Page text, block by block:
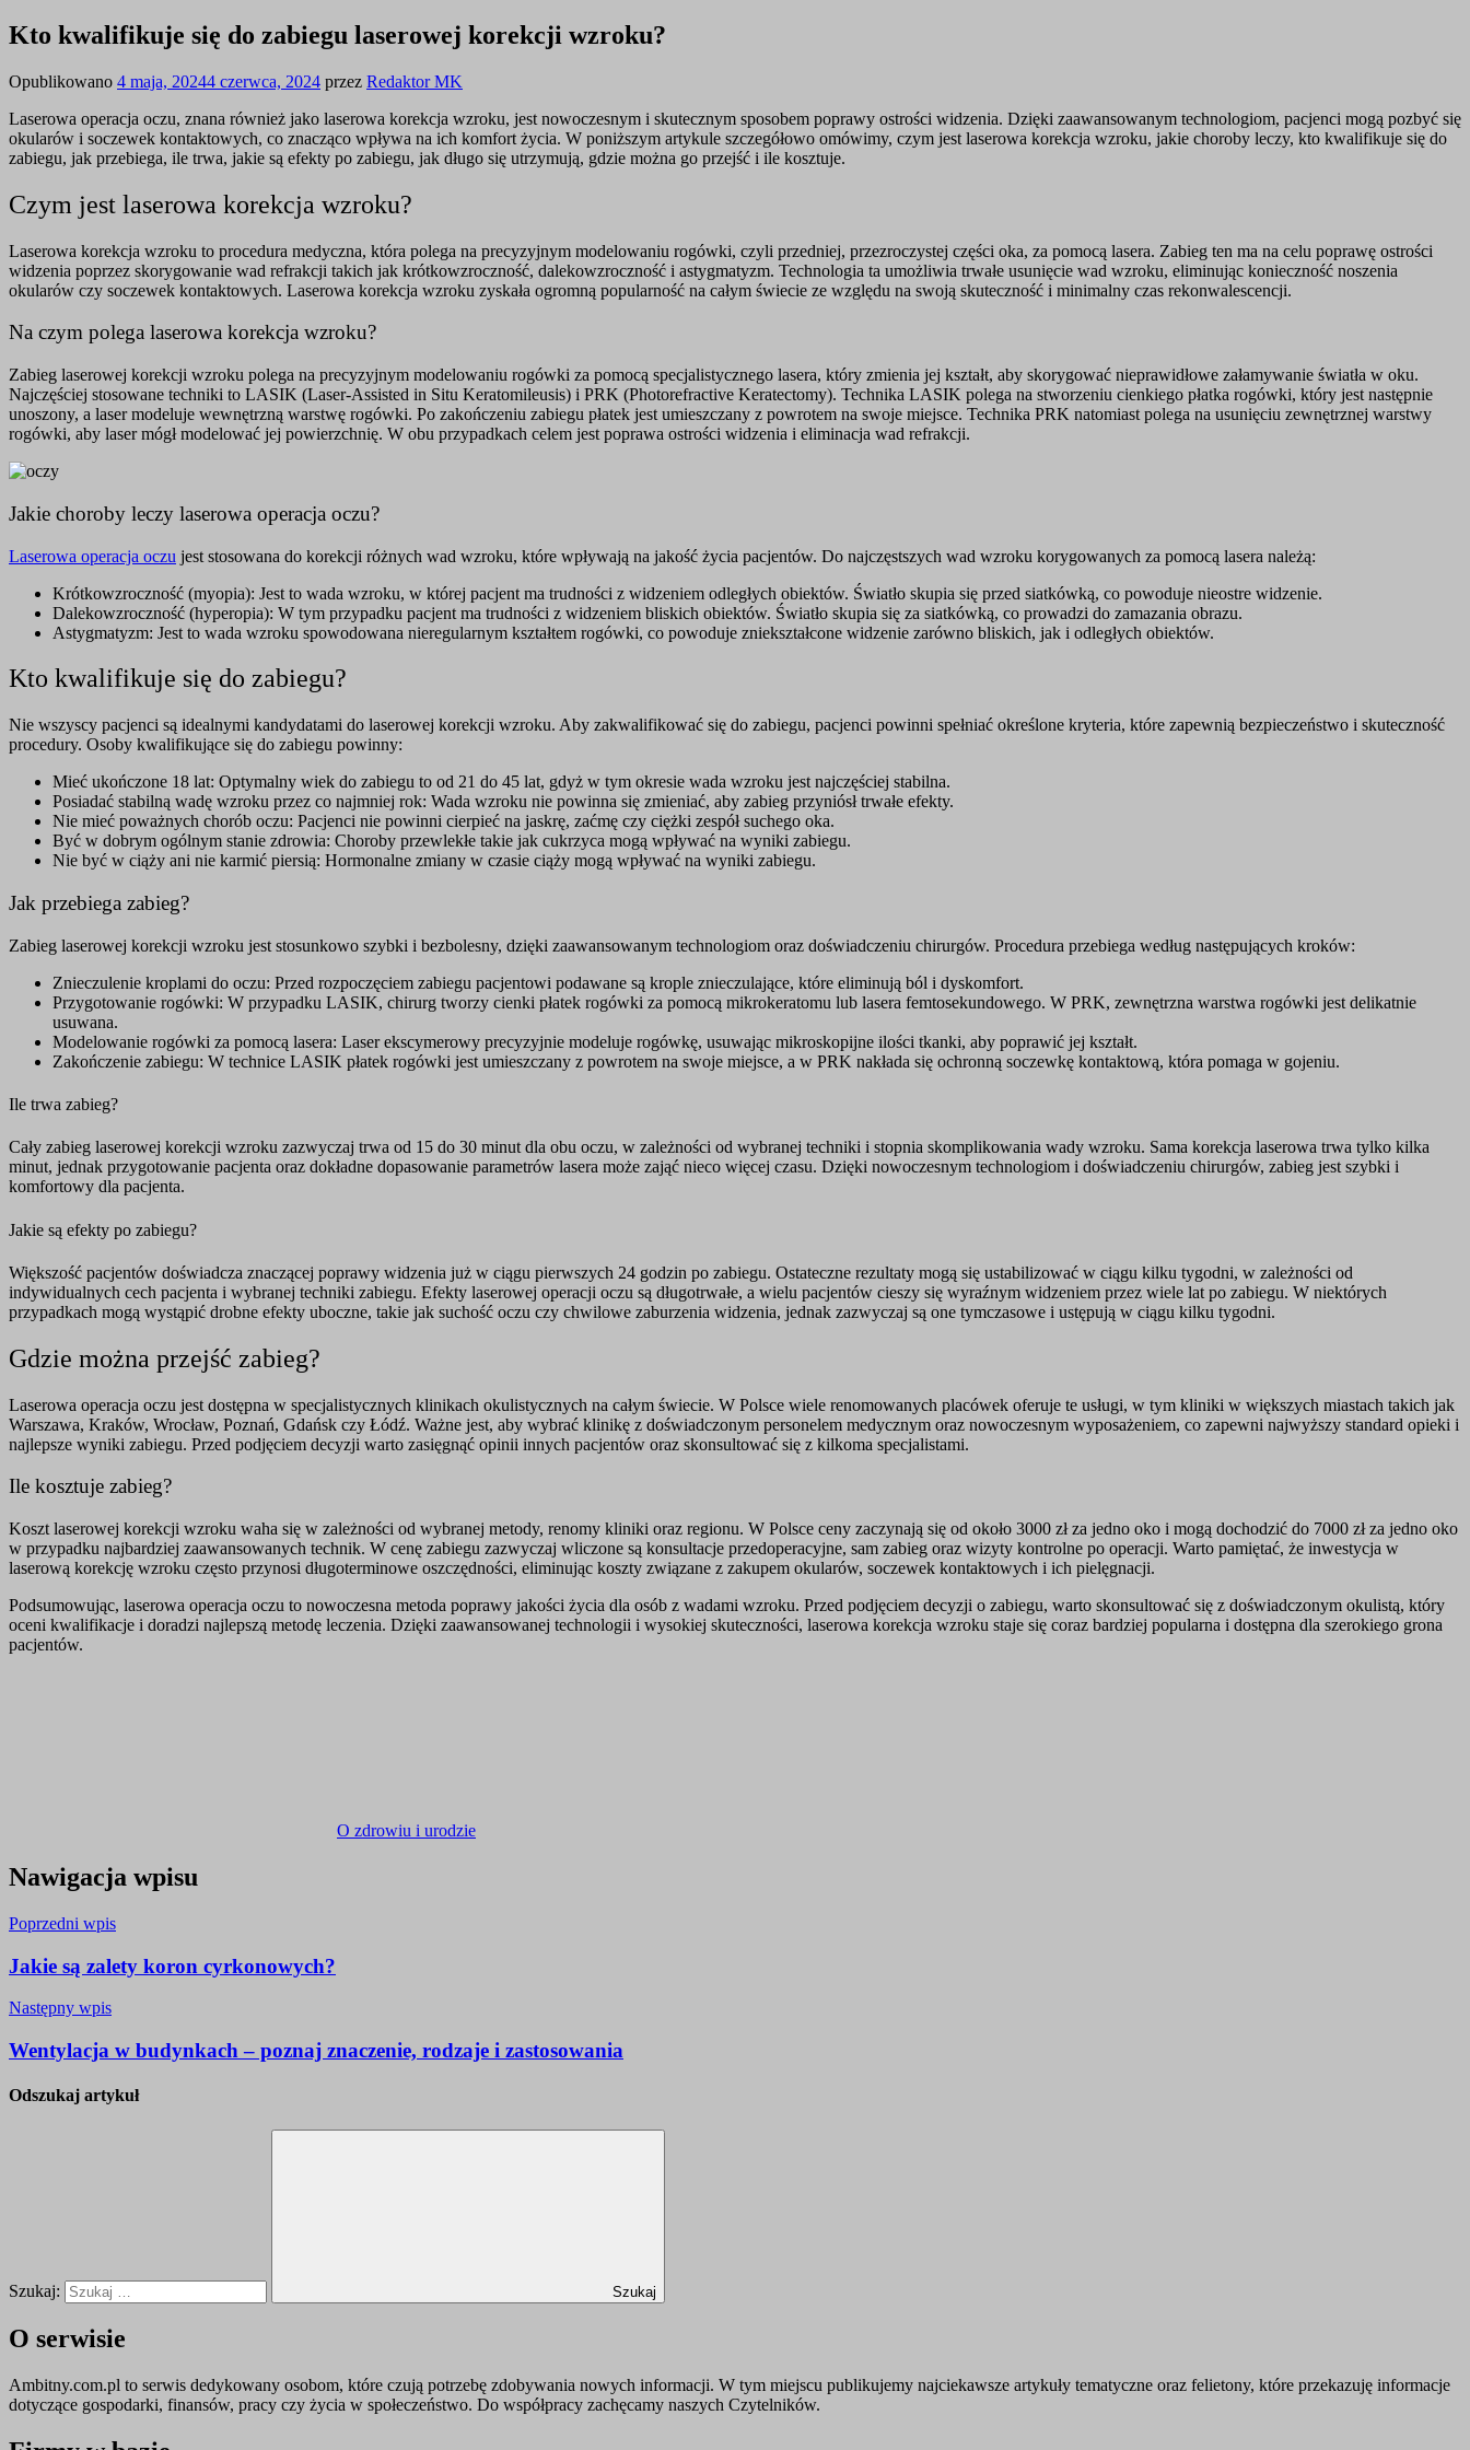
Kto kwalifikuje się do zabiegu laserowej korekcji wzroku?
Opublikowano 4 maja, 20244 czerwca, 2024 przez Redaktor MK
Laserowa operacja oczu, znana również jako laserowa korekcja wzroku, jest nowoczesnym i skutecznym sposobem poprawy ostrości widzenia. Dzięki zaawansowanym technologiom, pacjenci mogą pozbyć się
okularów i soczewek kontaktowych, co znacząco wpływa na ich komfort życia. W poniższym artykule szczegółowo omówimy, czym jest laserowa korekcja wzroku, jakie choroby leczy, kto kwalifikuje się do
zabiegu, jak przebiega, ile trwa, jakie są efekty po zabiegu, jak długo się utrzymują, gdzie można go przejść i ile kosztuje.
Czym jest laserowa korekcja wzroku?
Laserowa korekcja wzroku to procedura medyczna, która polega na precyzyjnym modelowaniu rogówki, czyli przedniej, przezroczystej części oka, za pomocą lasera. Zabieg ten ma na celu poprawę ostrości
widzenia poprzez skorygowanie wad refrakcji takich jak krótkowzroczność, dalekowzroczność i astygmatyzm. Technologia ta umożliwia trwałe usunięcie wad wzroku, eliminując konieczność noszenia
okularów czy soczewek kontaktowych. Laserowa korekcja wzroku zyskała ogromną popularność na całym świecie ze względu na swoją skuteczność i minimalny czas rekonwalescencji.
Na czym polega laserowa korekcja wzroku?
Zabieg laserowej korekcji wzroku polega na precyzyjnym modelowaniu rogówki za pomocą specjalistycznego lasera, który zmienia jej kształt, aby skorygować nieprawidłowe załamywanie światła w oku.
Najczęściej stosowane techniki to LASIK (Laser-Assisted in Situ Keratomileusis) i PRK (Photorefractive Keratectomy). Technika LASIK polega na stworzeniu cienkiego płatka rogówki, który jest następnie
unoszony, a laser modeluje wewnętrzną warstwę rogówki. Po zakończeniu zabiegu płatek jest umieszczany z powrotem na swoje miejsce. Technika PRK natomiast polega na usunięciu zewnętrznej warstwy
rogówki, aby laser mógł modelować jej powierzchnię. W obu przypadkach celem jest poprawa ostrości widzenia i eliminacja wad refrakcji.
Jakie choroby leczy laserowa operacja oczu?
Laserowa operacja oczu jest stosowana do korekcji różnych wad wzroku, które wpływają na jakość życia pacjentów. Do najczęstszych wad wzroku korygowanych za pomocą lasera należą:
Krótkowzroczność (myopia): Jest to wada wzroku, w której pacjent ma trudności z widzeniem odległych obiektów. Światło skupia się przed siatkówką, co powoduje nieostre widzenie.
Dalekowzroczność (hyperopia): W tym przypadku pacjent ma trudności z widzeniem bliskich obiektów. Światło skupia się za siatkówką, co prowadzi do zamazania obrazu.
Astygmatyzm: Jest to wada wzroku spowodowana nieregularnym kształtem rogówki, co powoduje zniekształcone widzenie zarówno bliskich, jak i odległych obiektów.
Kto kwalifikuje się do zabiegu?
Nie wszyscy pacjenci są idealnymi kandydatami do laserowej korekcji wzroku. Aby zakwalifikować się do zabiegu, pacjenci powinni spełniać określone kryteria, które zapewnią bezpieczeństwo i skuteczność
procedury. Osoby kwalifikujące się do zabiegu powinny:
Mieć ukończone 18 lat: Optymalny wiek do zabiegu to od 21 do 45 lat, gdyż w tym okresie wada wzroku jest najczęściej stabilna.
Posiadać stabilną wadę wzroku przez co najmniej rok: Wada wzroku nie powinna się zmieniać, aby zabieg przyniósł trwałe efekty.
Nie mieć poważnych chorób oczu: Pacjenci nie powinni cierpieć na jaskrę, zaćmę czy ciężki zespół suchego oka.
Być w dobrym ogólnym stanie zdrowia: Choroby przewlekłe takie jak cukrzyca mogą wpływać na wyniki zabiegu.
Nie być w ciąży ani nie karmić piersią: Hormonalne zmiany w czasie ciąży mogą wpływać na wyniki zabiegu.
Jak przebiega zabieg?
Zabieg laserowej korekcji wzroku jest stosunkowo szybki i bezbolesny, dzięki zaawansowanym technologiom oraz doświadczeniu chirurgów. Procedura przebiega według następujących kroków:
Znieczulenie kroplami do oczu: Przed rozpoczęciem zabiegu pacjentowi podawane są krople znieczulające, które eliminują ból i dyskomfort.
Przygotowanie rogówki: W przypadku LASIK, chirurg tworzy cienki płatek rogówki za pomocą mikrokeratomu lub lasera femtosekundowego. W PRK, zewnętrzna warstwa rogówki jest delikatnie
usuwana.
Modelowanie rogówki za pomocą lasera: Laser ekscymerowy precyzyjnie modeluje rogówkę, usuwając mikroskopijne ilości tkanki, aby poprawić jej kształt.
Zakończenie zabiegu: W technice LASIK płatek rogówki jest umieszczany z powrotem na swoje miejsce, a w PRK nakłada się ochronną soczewkę kontaktową, która pomaga w gojeniu.
Ile trwa zabieg?
Cały zabieg laserowej korekcji wzroku zazwyczaj trwa od 15 do 30 minut dla obu oczu, w zależności od wybranej techniki i stopnia skomplikowania wady wzroku. Sama korekcja laserowa trwa tylko kilka
minut, jednak przygotowanie pacjenta oraz dokładne dopasowanie parametrów lasera może zająć nieco więcej czasu. Dzięki nowoczesnym technologiom i doświadczeniu chirurgów, zabieg jest szybki i
komfortowy dla pacjenta.
Jakie są efekty po zabiegu?
Większość pacjentów doświadcza znaczącej poprawy widzenia już w ciągu pierwszych 24 godzin po zabiegu. Ostateczne rezultaty mogą się ustabilizować w ciągu kilku tygodni, w zależności od
indywidualnych cech pacjenta i wybranej techniki zabiegu. Efekty laserowej operacji oczu są długotrwałe, a wielu pacjentów cieszy się wyraźnym widzeniem przez wiele lat po zabiegu. W niektórych
przypadkach mogą wystąpić drobne efekty uboczne, takie jak suchość oczu czy chwilowe zaburzenia widzenia, jednak zazwyczaj są one tymczasowe i ustępują w ciągu kilku tygodni.
Gdzie można przejść zabieg?
Laserowa operacja oczu jest dostępna w specjalistycznych klinikach okulistycznych na całym świecie. W Polsce wiele renomowanych placówek oferuje te usługi, w tym kliniki w większych miastach takich jak
Warszawa, Kraków, Wrocław, Poznań, Gdańsk czy Łódź. Ważne jest, aby wybrać klinikę z doświadczonym personelem medycznym oraz nowoczesnym wyposażeniem, co zapewni najwyższy standard opieki i
najlepsze wyniki zabiegu. Przed podjęciem decyzji warto zasięgnąć opinii innych pacjentów oraz skonsultować się z kilkoma specjalistami.
Ile kosztuje zabieg?
Koszt laserowej korekcji wzroku waha się w zależności od wybranej metody, renomy kliniki oraz regionu. W Polsce ceny zaczynają się od około 3000 zł za jedno oko i mogą dochodzić do 7000 zł za jedno oko
w przypadku najbardziej zaawansowanych technik. W cenę zabiegu zazwyczaj wliczone są konsultacje przedoperacyjne, sam zabieg oraz wizyty kontrolne po operacji. Warto pamiętać, że inwestycja w
laserową korekcję wzroku często przynosi długoterminowe oszczędności, eliminując koszty związane z zakupem okularów, soczewek kontaktowych i ich pielęgnacji.
Podsumowując, laserowa operacja oczu to nowoczesna metoda poprawy jakości życia dla osób z wadami wzroku. Przed podjęciem decyzji o zabiegu, warto skonsultować się z doświadczonym okulistą, który
oceni kwalifikacje i doradzi najlepszą metodę leczenia. Dzięki zaawansowanej technologii i wysokiej skuteczności, laserowa korekcja wzroku staje się coraz bardziej popularna i dostępna dla szerokiego grona
pacjentów.
O zdrowiu i urodzie
Nawigacja wpisu
Poprzedni wpis
Jakie są zalety koron cyrkonowych?
Następny wpis
Wentylacja w budynkach – poznaj znaczenie, rodzaje i zastosowania
Odszukaj artykuł
Szukaj: Szukaj
O serwisie
Ambitny.com.pl to serwis dedykowany osobom, które czują potrzebę zdobywania nowych informacji. W tym miejscu publikujemy najciekawsze artykuły tematyczne oraz felietony, które przekazuję informacje
dotyczące gospodarki, finansów, pracy czy życia w społeczeństwo. Do współpracy zachęcamy naszych Czytelników.